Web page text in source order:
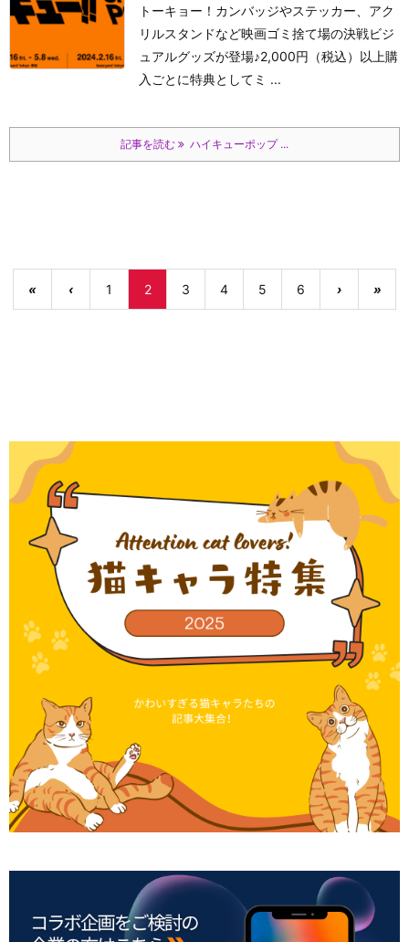
トーキョー！カンバッジやステッカー、アク
リルスタンドなど映画ゴミ捨て場の決戦ビジ
ュアルグッズが登場♪2,000円（税込）以上購
入ごとに特典としてミ ...
記事を読む ハイキューポップ ...
« ‹ 1 2 3 4 5 6 › »